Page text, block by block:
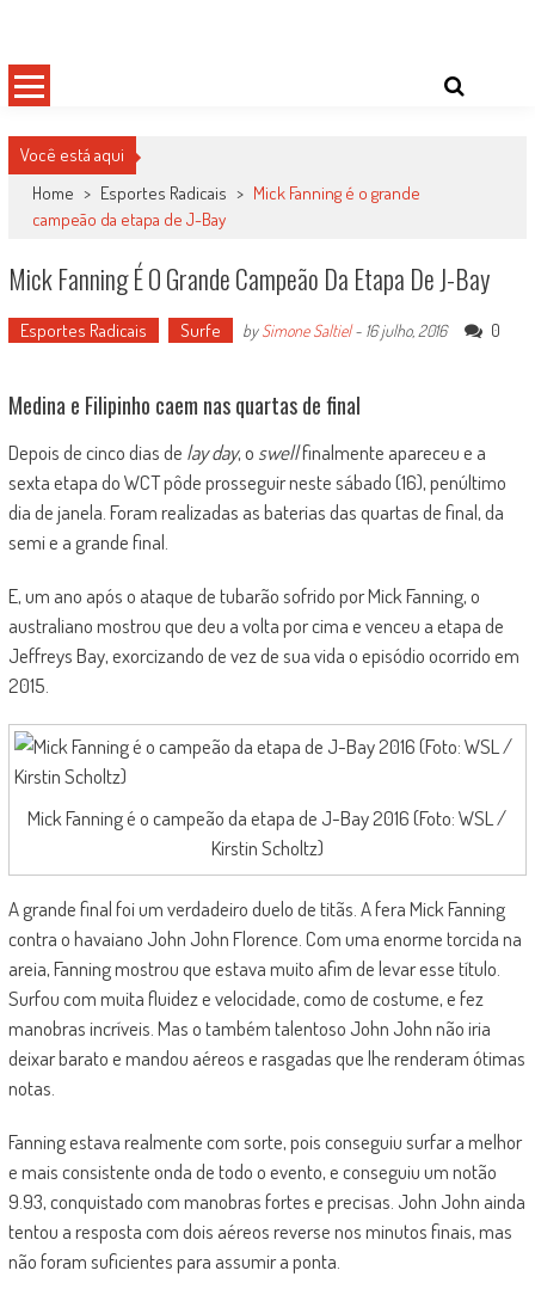
content
Você está aqui
Home > Esportes Radicais > Mick Fanning é o grande
campeão da etapa de J-Bay
Mick Fanning É O Grande Campeão Da Etapa De J-Bay
Esportes Radicais Surfe bySimone Saltiel- 16 julho, 2016 0
Medina e Filipinho caem nas quartas de final
Depois de cinco dias de lay day, o swellfinalmente apareceu e a
sexta etapa do WCT pôde prosseguir neste sábado (16), penúltimo
dia de janela. Foram realizadas as baterias das quartas de final, da
semi e a grande final.
E, um ano após o ataque de tubarão sofrido por Mick Fanning, o
australiano mostrou que deu a volta por cima e venceu a etapa de
Jeffreys Bay, exorcizando de vez de sua vida o episódio ocorrido em
2015.
Mick Fanning é o campeão da etapa de J-Bay 2016 (Foto: WSL /
Kirstin Scholtz)
A grande final foi um verdadeiro duelo de titãs. A fera Mick Fanning
contra o havaiano John John Florence. Com uma enorme torcida na
areia, Fanning mostrou que estava muito afim de levar esse título.
Surfou com muita fluidez e velocidade, como de costume, e fez
manobras incríveis. Mas o também talentoso John John não iria
deixar barato e mandou aéreos e rasgadas que lhe renderam ótimas
notas.
Fanning estava realmente com sorte, pois conseguiu surfar a melhor
e mais consistente onda de todo o evento, e conseguiu um notão
9.93, conquistado com manobras fortes e precisas. John John ainda
tentou a resposta com dois aéreos reverse nos minutos finais, mas
não foram suficientes para assumir a ponta.